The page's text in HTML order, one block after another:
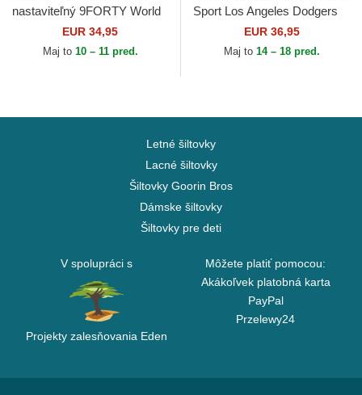
nastaviteľný 9FORTY World
Series New York Yankees
MLB New Era
EUR 34,95
Maj to 10 – 11 pred.
Sport Los Angeles Dodgers
MLB New EraEUR 36,95
Maj to 14 – 18 pred.
Letné šiltovky
Lacné šiltovky
Šiltovky Goorin Bros
Dámske šiltovky
Šiltovky pre deti
V spolupráci s
Projekty zalesňovania Eden
Môžete platiť pomocou:
Akákoľvek platobná karta
PayPal
Przelewy24